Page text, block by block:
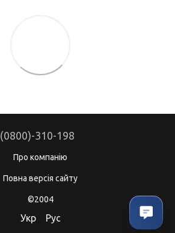
(0800)-310-198
Про компанію
Повна версія сайту
©2004
Укр Рус